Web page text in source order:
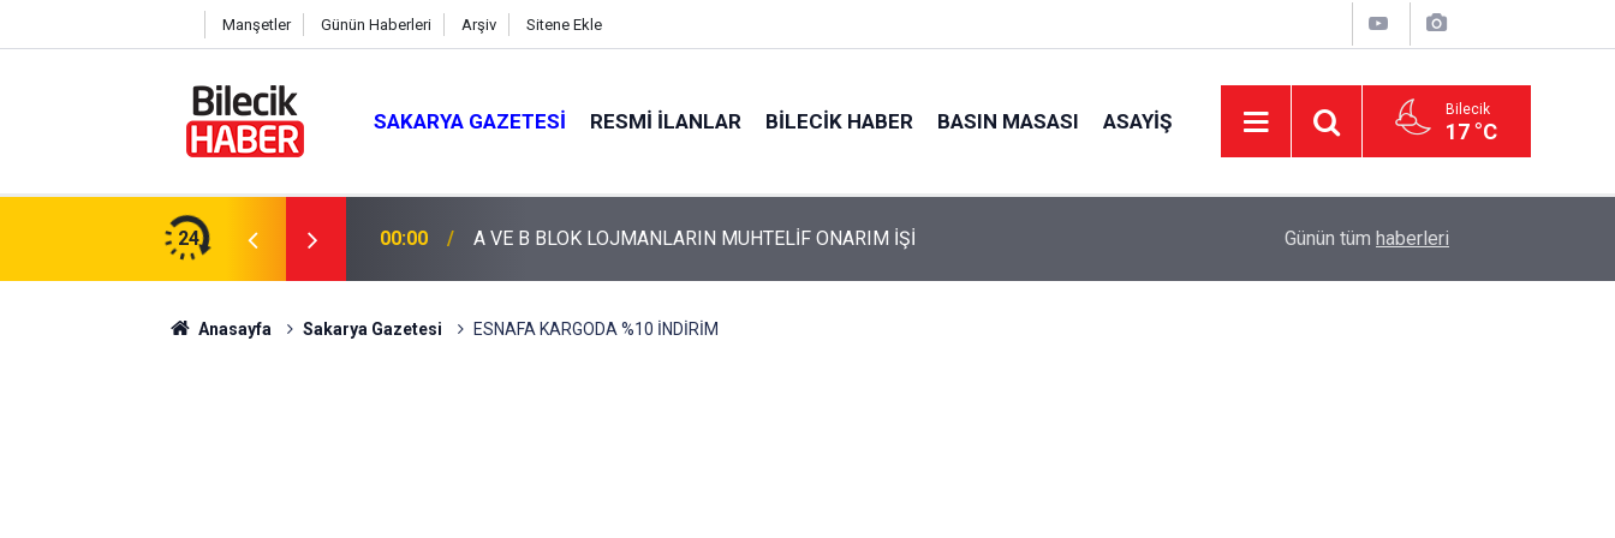
Manşetler Günün Haberleri Arşiv Sitene Ekle
SAKARYA GAZETESI RESMI İLANLAR BILECIK HABER BASIN MASASI ASAYIŞ Bilecik
17 °C
24 00:00 A VE B BLOK LOJMANLARIN MUHTELİF ONARIM İŞİ CHP Genel Başkan Yardımcısı Erbay:
Günün tüm haberleri
Anasayfa Sakarya Gazetesi ESNAFA KARGODA %10 İNDİRİM